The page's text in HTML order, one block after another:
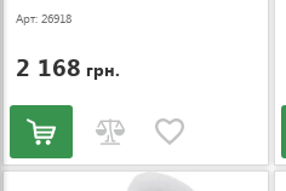
Арт: 26918
2 168 грн.